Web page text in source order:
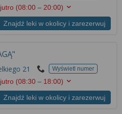
(08:00 – 20:00)
Znajdź leki w okolicy i zarezerwuj
21 Wyświetl numer
(08:30 – 18:00)
Znajdź leki w okolicy i zarezerwuj